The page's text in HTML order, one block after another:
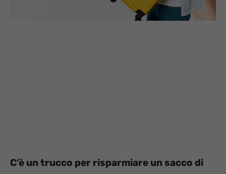
C’è un trucco per risparmiare un sacco di